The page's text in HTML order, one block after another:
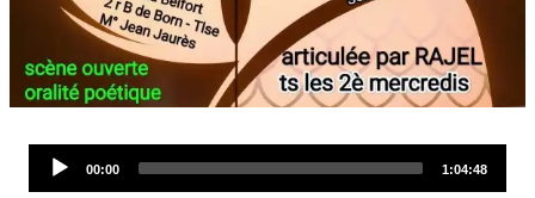
Current
00:00
Total
1:04:48